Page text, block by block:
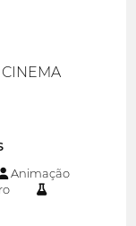
Animação